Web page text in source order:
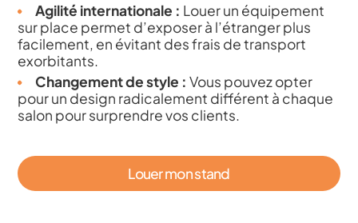
Agilité internationale : Louer un équipement
sur place permet d’exposer à l’étranger plus
facilement, en évitant des frais de transport
exorbitants.
Changement de style : Vous pouvez opter
pour un design radicalement différent à chaque
salon pour surprendre vos clients.
Louer mon stand